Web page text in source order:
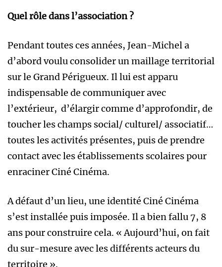
Quel rôle dans l’association ?
Pendant toutes ces années, Jean-Michel a
d’abord voulu consolider un maillage territorial
sur le Grand Périgueux. Il lui est apparu
indispensable de communiquer avec
l’extérieur, d’élargir comme d’approfondir, de
toucher les champs social/ culturel/ associatif…
toutes les activités présentes, puis de prendre
contact avec les établissements scolaires pour
enraciner Ciné Cinéma.
A défaut d’un lieu, une identité Ciné Cinéma
s’est installée puis imposée. Il a bien fallu 7, 8
ans pour construire cela. « Aujourd’hui, on fait
du sur-mesure avec les différents acteurs du
territoire ».